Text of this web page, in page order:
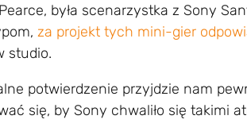
była scenarzystka z Sony
za projekt tych mini-gier
studio.
potwierdzenie przyjdzie nam
się, by Sony chwaliło się takimi